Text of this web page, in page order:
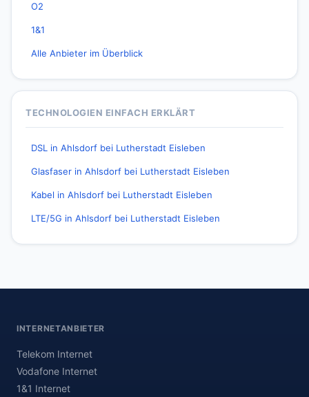
O2
1&1
Alle Anbieter im Überblick
TECHNOLOGIEN EINFACH ERKLÄRT
DSL in Ahlsdorf bei Lutherstadt Eisleben
Glasfaser in Ahlsdorf bei Lutherstadt Eisleben
Kabel in Ahlsdorf bei Lutherstadt Eisleben
LTE/5G in Ahlsdorf bei Lutherstadt Eisleben
INTERNETANBIETER
Telekom Internet
Vodafone Internet
1&1 Internet